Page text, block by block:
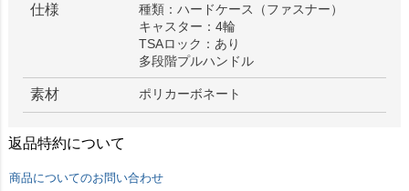
仕様
種類：ハードケース（ファスナー）
キャスター：4輪
TSAロック：あり
多段階プルハンドル
素材 ポリカーボネート
返品特約について
商品についてのお問い合わせ